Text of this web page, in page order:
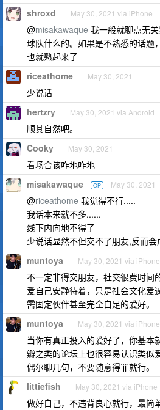
shroxd May 30, 2021 via iPhone
@misakawaque 我一般就聊点无
球队什么的。如果是不熟悉的话题
也就熟起来了
riceathome May 30, 2021
少说话
hertzry May 30, 2021 via Android
顺其自然吧。
Cooky May 30, 2021
看场合该咋地咋地
misakawaque OP May 30, 2021
@riceathome 我觉得不行.....
我话本来就不多......
线下内向地不得了
少说话显然不但交不了朋友,反而
muntoya May 30, 2021 via iPhone
不一定非得交朋友，社交很费时间
爱自己安静待着，只是社会文化爱
需固定伙伴甚至完全自足的爱好。
muntoya May 30, 2021 via iPhone
当你有真正投入的爱好了，你基本
瓣之类的论坛上也很容易认识类似
偶尔聊几句，不要随意得罪就行。
littiefish May 30, 2021 via iPhone
做好自己，不违背良心就行，最简